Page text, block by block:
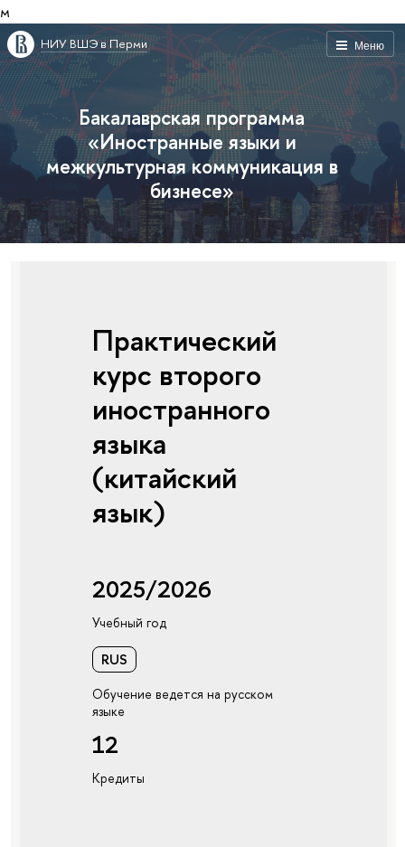
м
Меню
НИУ ВШЭ в Перми
Бакалаврская программа
«Иностранные языки и
межкультурная коммуникация в
бизнесе»
Практический
курс второго
иностранного
языка
(китайский
язык)
2025/2026
Учебный год
RUS
Обучение ведется на русском
языке
12
Кредиты